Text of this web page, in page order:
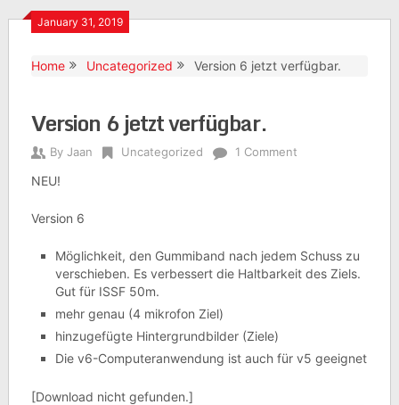
January 31, 2019
Home Uncategorized Version 6 jetzt verfügbar.
Version 6 jetzt verfügbar.
By Jaan Uncategorized 1 Comment
NEU!
Version 6
Möglichkeit, den Gummiband nach jedem Schuss zu
verschieben. Es verbessert die Haltbarkeit des Ziels.
Gut für ISSF 50m.
mehr genau (4 mikrofon Ziel)
hinzugefügte Hintergrundbilder (Ziele)
Die v6-Computeranwendung ist auch für v5 geeignet
[Download nicht gefunden.]